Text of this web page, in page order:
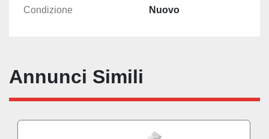
Condizione Nuovo
Annunci Simili